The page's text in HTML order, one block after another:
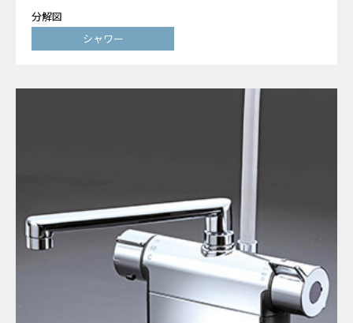
分解図
シャワー